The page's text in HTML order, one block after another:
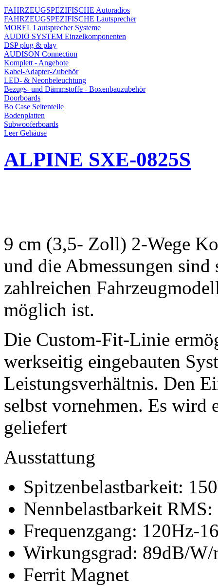
FAHRZEUGSPEZIFISCHE Autoradios
FAHRZEUGSPEZIFISCHE Lautsprecher
MOREL Lautsprecher Systeme
AUDIO SYSTEM Einzelkomponenten
DSP plug & play
AUDISON Connection
Komplett - Angebote
Kabel-Adapter-Zubehör
LED- & Neonbeleuchtung
Bezugs- und Dämmstoffe - Boxenbauzubehör
Doorboards
Bo Case Seitenteile
Bodenplatten
Subwooferboards
Leer Gehäuse
ALPINE SXE-0825S
9 cm (3,5- Zoll) 2-Wege
und die Abmessungen
zahlreichen
möglich ist.
Die Custom-Fit-Linie
werkseitig eingebauten
Leistungsverhältnis. Den
selbst vornehmen. Es wird
geliefert
Ausstattung
Spitzenbelastbarkeit:
Nennbelastbarkeit
Frequenzgang: 120Hz-
Wirkungsgrad: 89dB/W/
Ferrit Magnet